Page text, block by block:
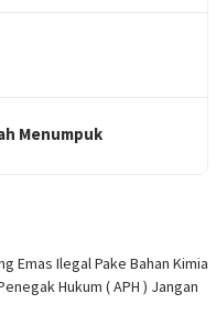
Menumpuk
Emas Ilegal Pake Bahan Kimia
Hukum ( APH ) Jangan